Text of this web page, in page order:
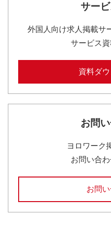
サー
外国人向け求人掲載サ
サービス
資料ダ
お問
ヨロワーク
お問い合
お問